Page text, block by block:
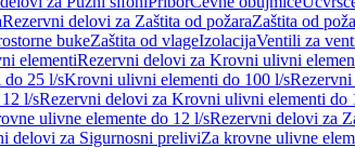
Rezervni delovi za Zaštita od požaraZaštita od
bukeZaštita od vlageIzolacijaVentili za
elementiRezervni delovi za Krovni ulivni
25 l/sKrovni ulivni elementi do 100 l/s
l/sRezervni delovi za Krovni ulivni elementi do
ulivne elemente do 12 l/sRezervni delovi za
delovi za Sigurnosni preliviZa krovne ulivne